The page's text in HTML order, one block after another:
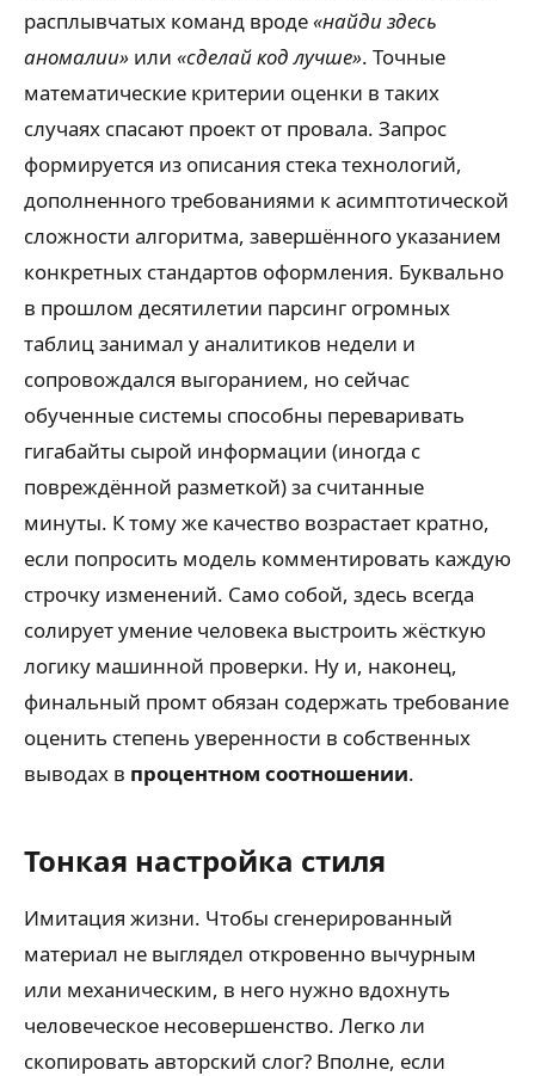
расплывчатых команд вроде«найди здесь
аномалии» или «сделай код лучше». Точные
математические критерии оценки в таких
случаях спасают проект от провала. Запрос
формируется из описания стека технологий,
дополненного требованиями к асимптотической
сложности алгоритма, завершённого указанием
конкретных стандартов оформления. Буквально
в прошлом десятилетии парсинг огромных
таблиц занимал у аналитиков недели и
сопровождался выгоранием, но сейчас
обученные системы способны переваривать
гигабайты сырой информации (иногда с
повреждённой разметкой) за считанные
минуты. К тому же качество возрастает кратно,
если попросить модель комментировать каждую
строчку изменений. Само собой, здесь всегда
солирует умение человека выстроить жёсткую
логику машинной проверки. Ну и, наконец,
финальный промт обязан содержать требование
оценить степень уверенности в собственных
выводах в процентном соотношении.
Тонкая настройка стиля
Имитация жизни. Чтобы сгенерированный
материал не выглядел откровенно вычурным
или механическим, в него нужно вдохнуть
человеческое несовершенство. Легко ли
скопировать авторский слог? Вполне, если